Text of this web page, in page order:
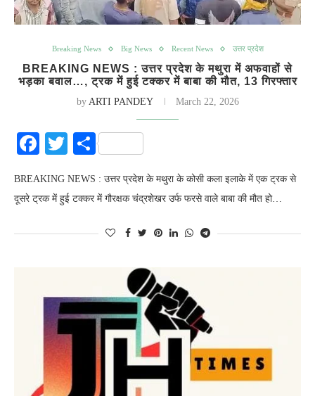
Breaking News Big News Recent News उत्तर प्रदेश
BREAKING NEWS : उत्तर प्रदेश के मथुरा में अफवाहों से
भड़का बवाल…, ट्रक में हुई टक्कर में बाबा की मौत, 13 गिरफ्तार
by ARTI PANDEY March 22, 2026
Facebook
Twitter
Share
BREAKING NEWS : उत्तर प्रदेश के मथुरा के कोसी कला इलाके में एक ट्रक से
दूसरे ट्रक में हुई टक्कर में गौरक्षक चंद्रशेखर उर्फ फरसे वाले बाबा की मौत हो…